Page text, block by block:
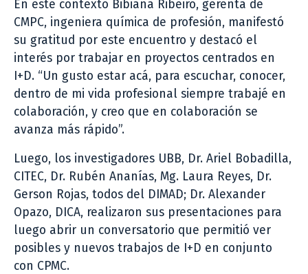
En este contexto Bibiana Ribeiro, gerenta de
CMPC, ingeniera química de profesión, manifestó
su gratitud por este encuentro y destacó el
interés por trabajar en proyectos centrados en
I+D. “Un gusto estar acá, para escuchar, conocer,
dentro de mi vida profesional siempre trabajé en
colaboración, y creo que en colaboración se
avanza más rápido”.
Luego, los investigadores UBB, Dr. Ariel Bobadilla,
CITEC, Dr. Rubén Ananías, Mg. Laura Reyes, Dr.
Gerson Rojas, todos del DIMAD; Dr. Alexander
Opazo, DICA, realizaron sus presentaciones para
luego abrir un conversatorio que permitió ver
posibles y nuevos trabajos de I+D en conjunto
con CPMC.